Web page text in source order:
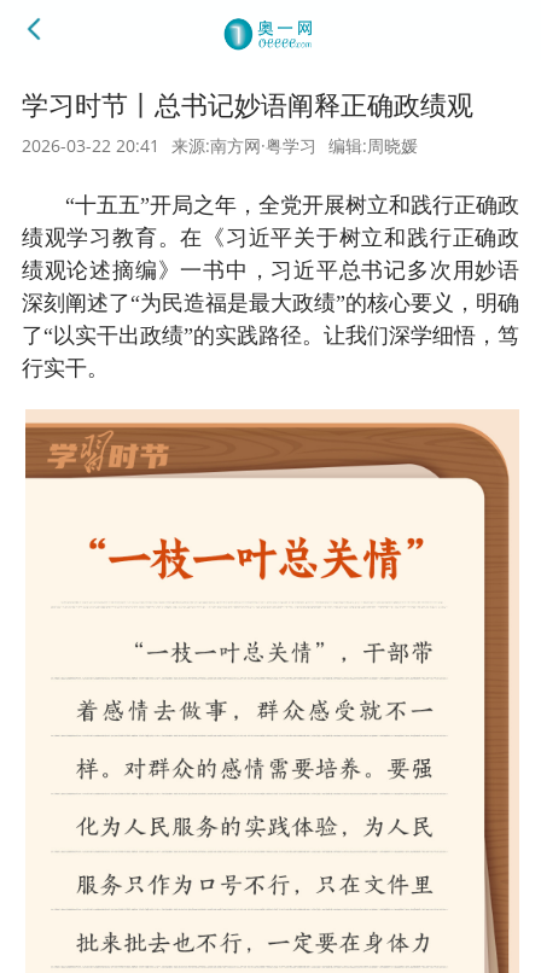
学习时节丨总书记妙语阐释正确政绩观
2026-03-22 20:41 来源:南方网·粤学习 编辑:周晓媛
“十五五”开局之年，全党开展树立和践行正确政
绩观学习教育。在《习近平关于树立和践行正确政
绩观论述摘编》一书中，习近平总书记多次用妙语
深刻阐述了“为民造福是最大政绩”的核心要义，明确
了“以实干出政绩”的实践路径。让我们深学细悟，笃
行实干。